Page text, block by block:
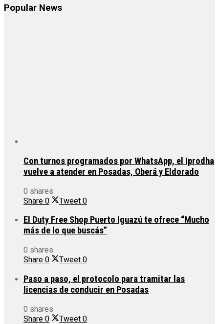
Popular News
Con turnos programados por WhatsApp, el Iprodha
vuelve a atender en Posadas, Oberá y Eldorado
0 shares
Share 0 Tweet 0
El Duty Free Shop Puerto Iguazú te ofrece “Mucho
más de lo que buscás”
0 shares
Share 0 Tweet 0
Paso a paso, el protocolo para tramitar las
licencias de conducir en Posadas
0 shares
Share 0 Tweet 0